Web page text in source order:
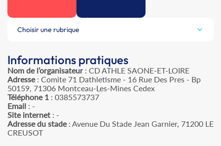
Choisir une rubrique
Informations pratiques
Nom de l’organisateur: CD ATHLE SAONE-ET-LOIRE
Adresse: Comite 71 Dathletisme - 16 Rue Des Pres - Bp
50159, 71306 Montceau-Les-Mines Cedex
Téléphone 1 : 0385573737
Email : -
Site internet : -
Adresse du stade: Avenue Du Stade Jean Garnier, 71200 LE
CREUSOT